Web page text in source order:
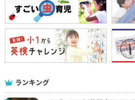
ランキング